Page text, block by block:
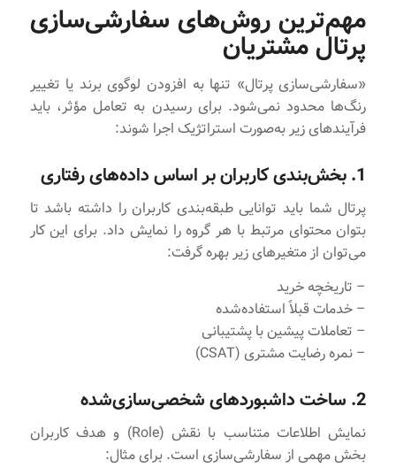
مهم‌ترین روش‌های سفارشی‌سازی
پرتال مشتریان
«سفارشی‌سازی پرتال» تنها به افزودن لوگوی برند یا تغییر
رنگ‌ها محدود نمی‌شود. برای رسیدن به تعامل مؤثر، باید
فرآیندهای زیر به‌صورت استراتژیک اجرا شوند:
1. بخش‌بندی کاربران بر اساس داده‌های رفتاری
پرتال شما باید توانایی طبقه‌بندی کاربران را داشته باشد تا
بتوان محتوای مرتبط با هر گروه را نمایش داد. برای این کار
می‌توان از متغیرهای زیر بهره گرفت:
– تاریخچه خرید
– خدمات قبلاً استفاده‌شده
– تعاملات پیشین با پشتیبانی
– نمره رضایت مشتری (CSAT)
2. ساخت داشبوردهای شخصی‌سازی‌شده
نمایش اطلاعات متناسب با نقش (Role) و هدف کاربران
بخش مهمی از سفارشی‌سازی است. برای مثال: